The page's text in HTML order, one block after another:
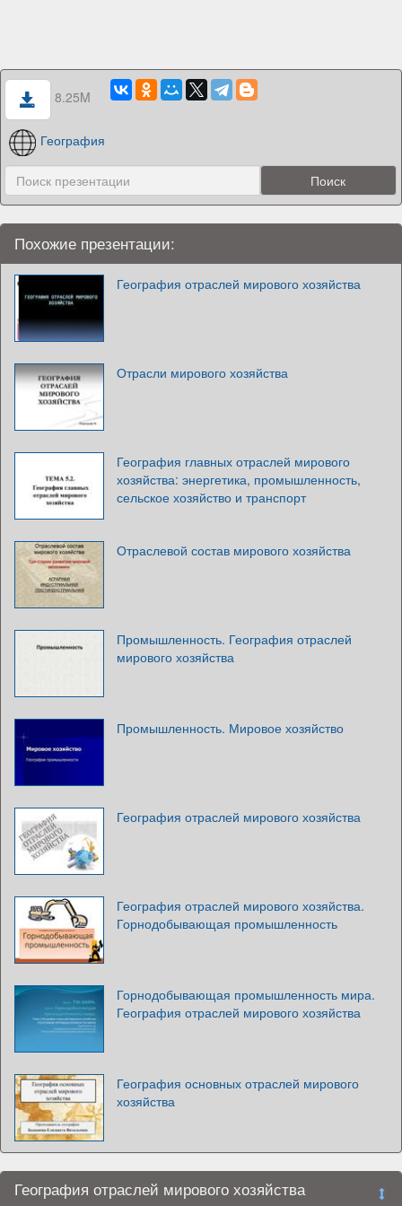
8.25M
География
Похожие презентации:
География отраслей мирового хозяйства
Отрасли мирового хозяйства
География главных отраслей мирового
хозяйства: энергетика, промышленность,
сельское хозяйство и транспорт
Отраслевой состав мирового хозяйства
Промышленность. География отраслей
мирового хозяйства
Промышленность. Мировое хозяйство
География отраслей мирового хозяйства
География отраслей мирового хозяйства.
Горнодобывающая промышленность
Горнодобывающая промышленность мира.
География отраслей мирового хозяйства
География основных отраслей мирового
хозяйства
География отраслей мирового хозяйства